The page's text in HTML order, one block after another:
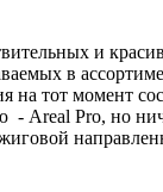
и
в
на тот момент
Areal Pro, но